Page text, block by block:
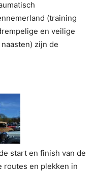
(training
en veilige
zijn de
start en finish van de
routes en plekken in